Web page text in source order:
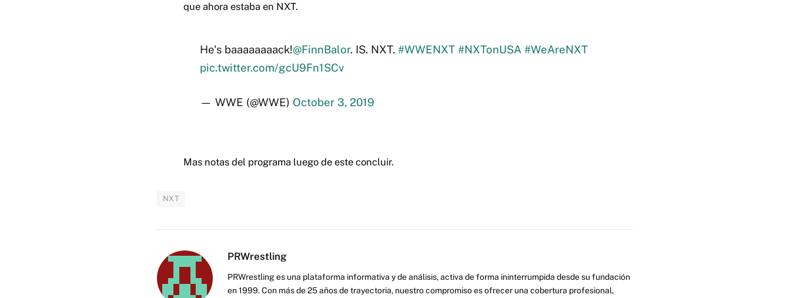
que ahora estaba en NXT.
He's baaaaaaaack!@FinnBalor. IS. NXT. #WWENXT #NXTonUSA #WeAreNXT
pic.twitter.com/gcU9Fn1SCv
— WWE (@WWE) October 3, 2019
Mas notas del programa luego de este concluir.
NXT
PRWrestling
PRWrestling es una plataforma informativa y de análisis, activa de forma ininterrumpida desde su fundación
en 1999. Con más de 25 años de trayectoria, nuestro compromiso es ofrecer una cobertura profesional,